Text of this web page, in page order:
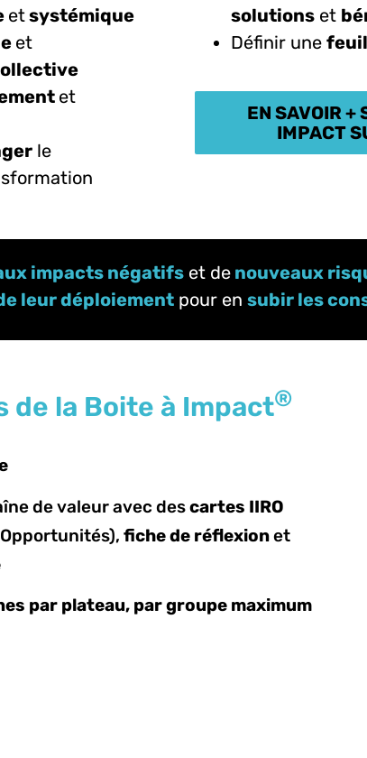
etsystémique
et
et
le
solutions et
Définir une
EN SAVOIR +
IMPACT
impacts négatifs et de nouveaux
leur déploiement pour en subir les
la Boite à Impact®
de valeur avec descartes IIRO
fiche de réflexionet
par plateau, par groupe maximum